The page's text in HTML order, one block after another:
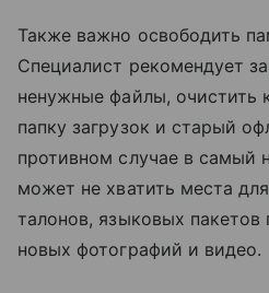
Также важно освободить
Специалист рекомендует
ненужные файлы, очистить
папку загрузок и старый
противном случае в самый
может не хватить места
талонов, языковых пакетов
новых фотографий и видео.